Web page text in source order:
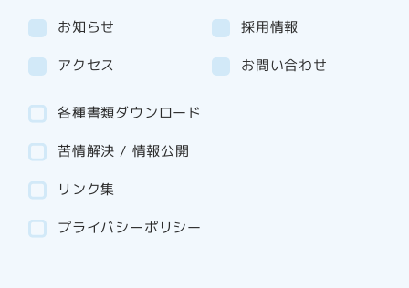
お知らせ
採用情報
アクセス
お問い合わせ
各種書類ダウンロード
苦情解決 / 情報公開
リンク集
プライバシーポリシー